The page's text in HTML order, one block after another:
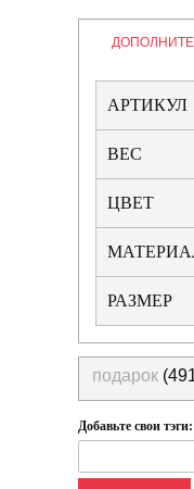
АРТИКУЛ
ВЕС
ЦВЕТ
РАЗМЕР
подарок
Добавьте свои тэги: